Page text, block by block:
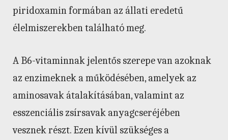
piridoxamin formában az állati eredetű
élelmiszerekben található meg.
A B6-vitaminnak jelentős szerepe van azoknak
az enzimeknek a működésében, amelyek az
aminosavak átalakításában, valamint az
esszenciális zsírsavak anyagcseréjében
vesznek részt. Ezen kívül szükséges a